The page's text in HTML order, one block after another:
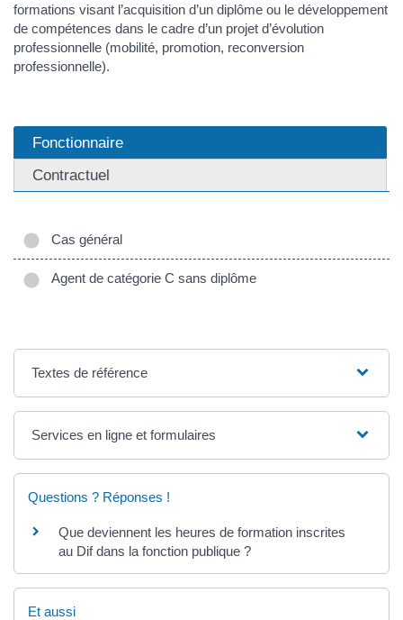
formations visant l’acquisition d’un diplôme ou le développement
de compétences dans le cadre d’un projet d’évolution
professionnelle (mobilité, promotion, reconversion
professionnelle).
Fonctionnaire
Contractuel
Cas général
Agent de catégorie C sans diplôme
Textes de référence
Services en ligne et formulaires
Questions ? Réponses !
Que deviennent les heures de formation inscrites
au Dif dans la fonction publique ?
Et aussi